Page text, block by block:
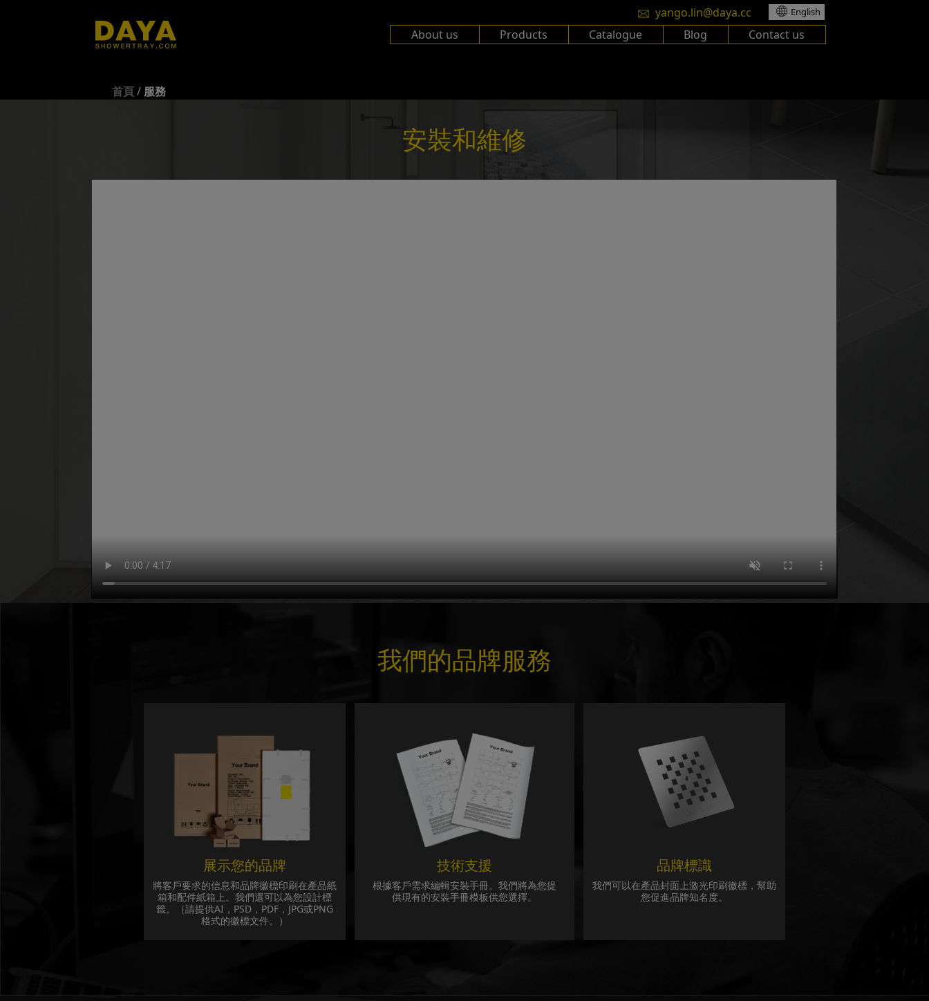
yango.lin@daya.cc English
About us Products Catalogue Blog Contact us
首頁/ 服務
安裝和維修
我們的品牌服務
展示您的品牌
將客戶要求的信息和品牌徽標印刷在產品紙
箱和配件紙箱上。我們還可以為您設計標
籤。（請提供AI，PSD，PDF，JPG或PNG
格式的徽標文件。）
技術支援
根據客戶需求編輯安裝手冊。我們將為您提
供現有的安裝手冊模板供您選擇。
品牌標識
我們可以在產品封面上激光印刷徽標，幫助
您促進品牌知名度。